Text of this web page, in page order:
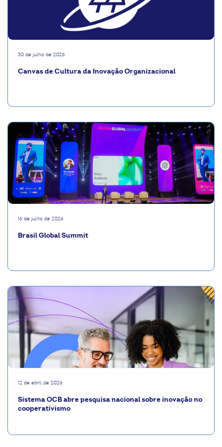
30 de julho de 2026
Canvas de Cultura da Inovação Organizacional
16 de julho de 2026
Brasil Global Summit
12 de abril de 2026
Sistema OCB abre pesquisa nacional sobre inovação no
cooperativismo